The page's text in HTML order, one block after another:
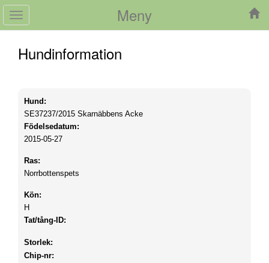
Meny
Toggle
navigation
Hundinformation
Hund:
SE37237/2015 Skarnäbbens Acke
Födelsedatum:
2015-05-27
Ras:
Norrbottenspets
Kön:
H
Tat/tång-ID:
Storlek:
Chip-nr: